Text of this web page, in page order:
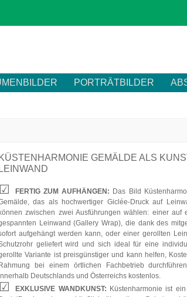
PORTRÄTBILDER
KÜSTENHARMONIE GEMÄLDE ALS
LEINWAND
FERTIG ZUM AUFHÄNGEN: Das Bild
das als hochwertiger Giclée-Druck auf
können zwischen zwei Ausführungen wählen: einer auf
Leinwand (Gallery Wrap), die dank des
aufgehängt werden kann, oder einer gerollten
geliefert wird und sich ideal für eine
Variante ist preisgünstiger und kann helfen,
Rahmung bei einem örtlichen Fachbetrieb
Deutschlands und Österreichs kostenlos.
EXKLUSIVE WANDKUNST: Küstenharmonie ist